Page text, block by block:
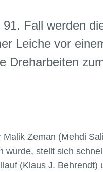
Fall werden
Leiche vor
Dreharbeiten
Zeman (Mehdi
wurde, stellt sich
(Klaus J. Behrendt)